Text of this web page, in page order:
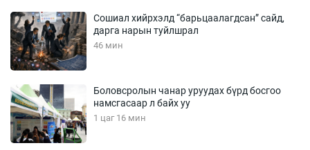
Сошиал хийрхэлд “барьцаалагдсан” сайд,
дарга нарын туйлшрал
46 мин
Боловсролын чанар уруудах бүрд босгоо
намсгасаар л байх уу
1 цаг 16 мин